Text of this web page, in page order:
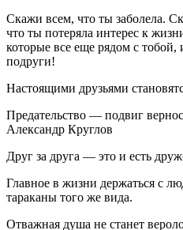
Скажи всем, что ты заболела.
что ты потеряла интерес к
которые все еще рядом с тобой,
подруги!
Настоящими друзьями
Предательство — подвиг
Александр Круглов
Друг за друга — это и есть
Главное в жизни держаться с
тараканы того же вида.
Отважная душа не станет